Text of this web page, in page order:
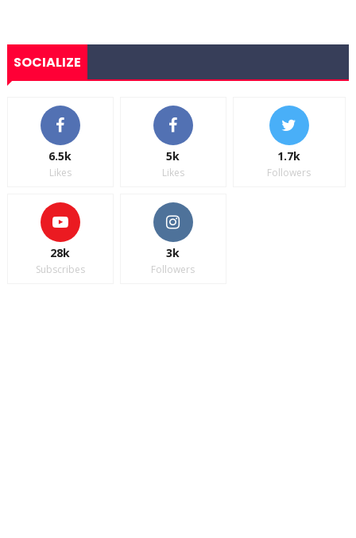
SOCIALIZE
6.5k
Likes
5k
Likes
1.7k
Followers
28k
Subscribes
3k
Followers